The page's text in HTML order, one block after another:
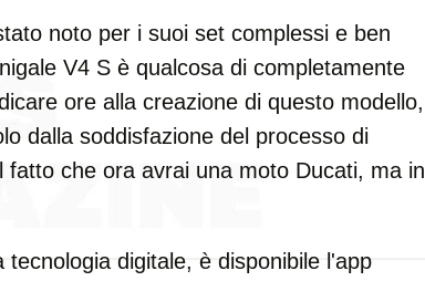
noto per i suoi set complessi e ben
V4 S è qualcosa di completamente
ore alla creazione di questo modello,
dalla soddisfazione del processo di
fatto che ora avrai una moto Ducati, ma in
digitale, è disponibile l'app